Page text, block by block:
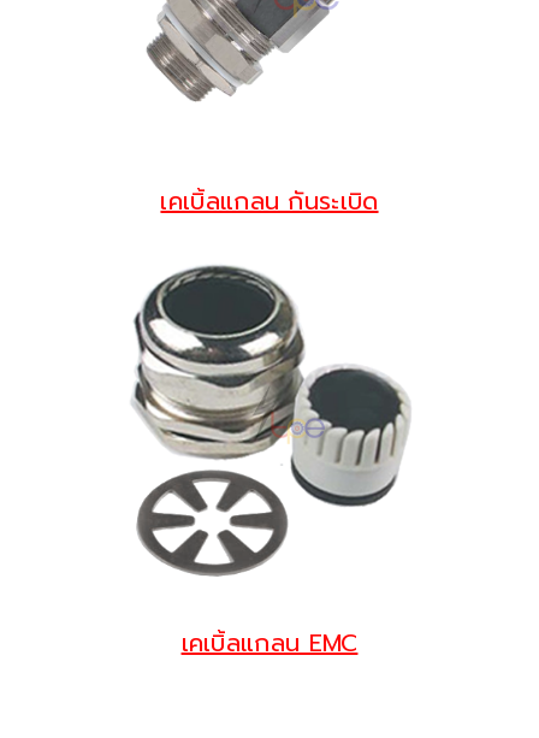
เคเบิ้ลแกลน กันระเบิด
เคเบิ้ลแกลน EMC